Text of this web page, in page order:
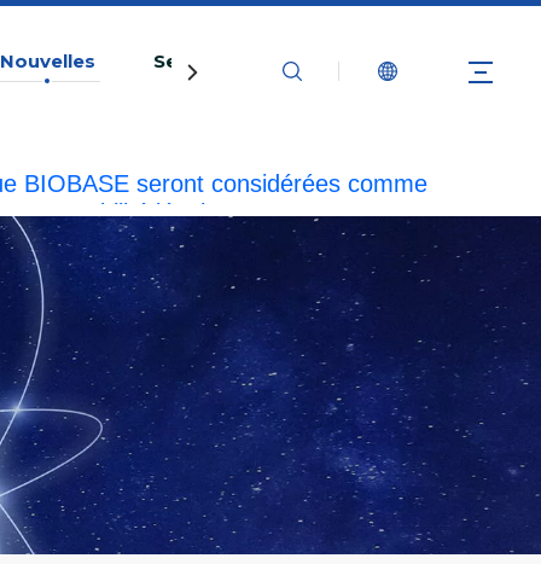
Nouvelles Service Contactez-nous